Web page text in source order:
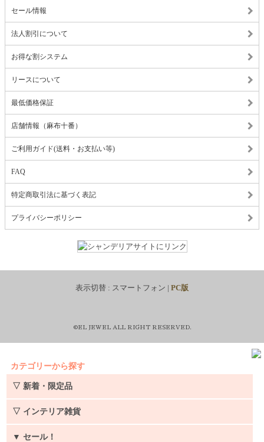
セール情報
法人割引について
お得な割システム
リースについて
最低価格保証
店舗情報（麻布十番）
ご利用ガイド(送料・お支払い等)
FAQ
特定商取引法に基づく表記
プライバシーポリシー
表示切替 : スマートフォン | PC版
©EL JEWEL ALL RIGHT RESERVED.
カテゴリーから探す
▽ 新着・限定品
▽ インテリア雑貨
▼ セール！